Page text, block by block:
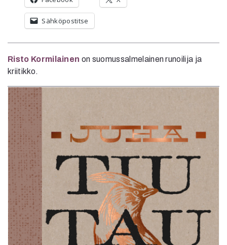
Sähköpostitse
Risto Kormilainen on suomussalmelainen runoilija ja
kriitikko.